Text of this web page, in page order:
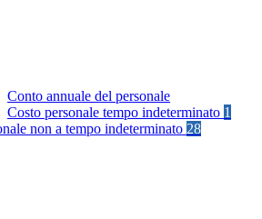
Conto annuale del personale
Costo personale tempo indeterminato 1
non a tempo indeterminato 28